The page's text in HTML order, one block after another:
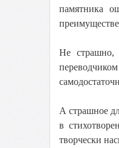
памятника
Не страшно,
А страшное
в
творчески